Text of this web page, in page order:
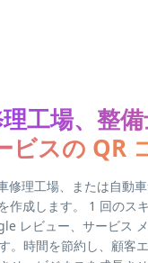
工場、整
ビスの QR
修理工場、または自動
作成します。 1 回のス
レビュー、サービス
。時間を節約し、顧客